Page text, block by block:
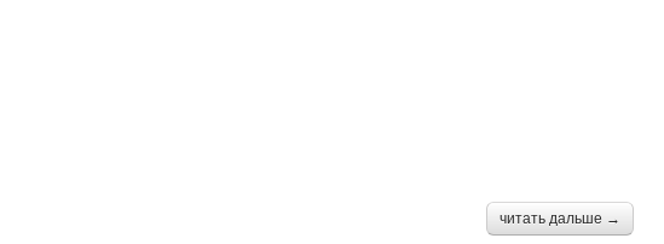
читать дальше →